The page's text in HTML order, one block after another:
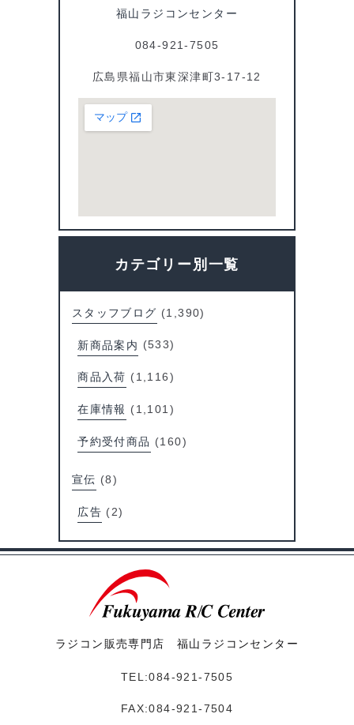
福山ラジコンセンター
084-921-7505
広島県福山市東深津町3-17-12
カテゴリー別一覧
スタッフブログ (1,390)
新商品案内 (533)
商品入荷 (1,116)
在庫情報 (1,101)
予約受付商品 (160)
宣伝 (8)
広告 (2)
ラジコン販売専門店 福山ラジコンセンター
TEL:084-921-7505
FAX:084-921-7504